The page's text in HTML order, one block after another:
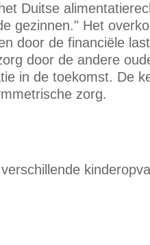
Duitse
gezinnen." Het
door de financiële
door de andere
in de toekomst. De
zorg.